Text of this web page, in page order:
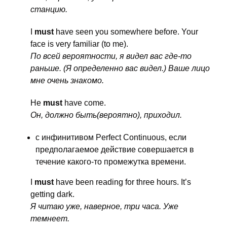
станцию.
must have seen you somewhere before. Your
face is very familiar (to me).
По всей вероятности, я видел вас где-то
раньше. (Я определенно вас видел.) Ваше лицо
мне очень знакомо.
Не must have come.
Он, должно быть(вероятно), приходил.
с инфинитивом Perfect Continuous, если
предполагаемое действие совершается в
течение какого-то промежутка времени.
must have been reading for three hours. It’s
getting dark.
Я читаю уже, наверное, три часа. Уже
темнеет.